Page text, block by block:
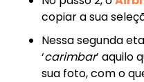
copiar a sua
Nessa segunda
‘carimbar’ aquilo
sua foto, com o